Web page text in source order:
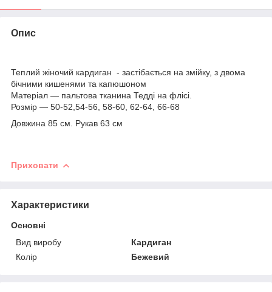
Опис
Теплий жіночий кардиган - застібається на змійку, з двома
бічними кишенями та капюшоном
Матеріал — пальтова тканина Тедді на флісі.
Розмір — 50-52,54-56, 58-60, 62-64, 66-68
Довжина 85 см. Рукав 63 см
Приховати
Характеристики
Основні
Вид виробу
Кардиган
Колір
Бежевий